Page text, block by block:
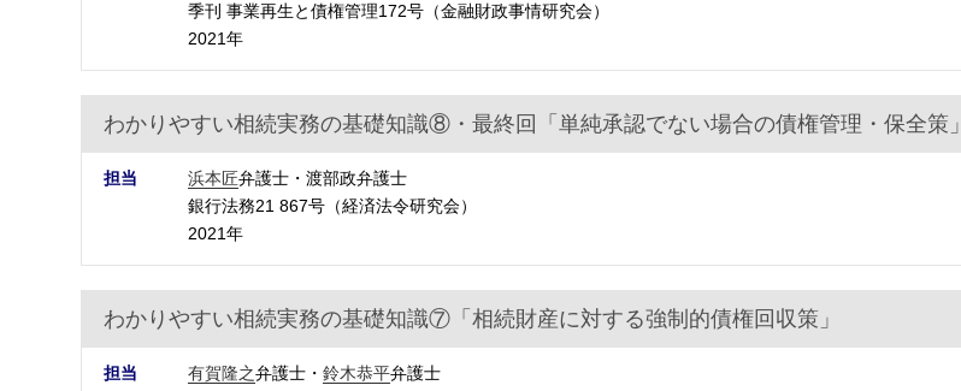
季刊 事業再生と債権管理172号（金融財政事情研究会）
2021年
わかりやすい相続実務の基礎知識⑧・最終回「単純承認でない場合の債権管理・保全策」
担当 浜本匠弁護士・渡部政弁護士
銀行法務21 867号（経済法令研究会）
2021年
わかりやすい相続実務の基礎知識⑦「相続財産に対する強制的債権回収策」
担当 有賀隆之弁護士・鈴木恭平弁護士